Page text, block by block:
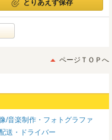
とりあえず保存
ページＴＯＰへ
/音楽制作・フォトグラファ
送・ドライバー